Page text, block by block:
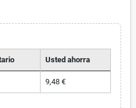
Usted ahorra
9,48 €